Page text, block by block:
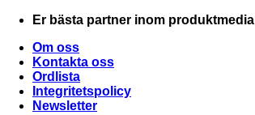
Skip
content
Er bästa partner inom produktmedia
Om oss
Kontakta oss
Ordlista
Integritetspolicy
Newsletter